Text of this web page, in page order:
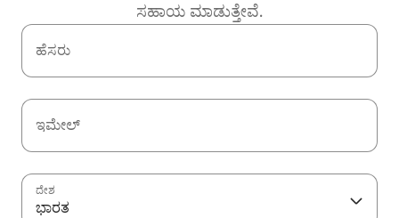
ಸಹಾಯ ಮಾಡುತ್ತೇವೆ.
ಹೆಸರು
ಇಮೇಲ್
ದೇಶ
ಭಾರತ